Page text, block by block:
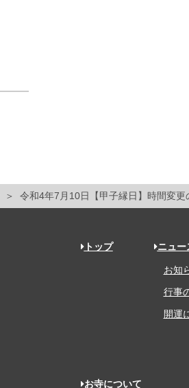
令和4年7月10日【甲子縁日】時間変更
トップ ニュー
お知
行事
開運
お寺について